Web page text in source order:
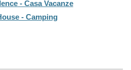
- Casa Vacanze
- Camping